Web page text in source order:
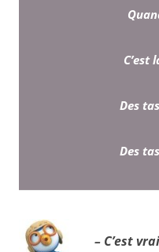
C’est
Des
Des
– C’est